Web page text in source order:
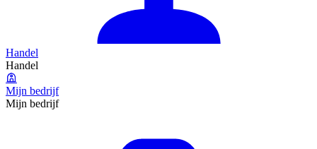
Handel
Handel
Mijn bedrijf
Mijn bedrijf